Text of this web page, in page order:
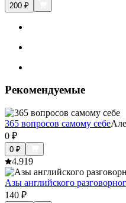
200 ₽
Рекомендуемые
365 вопросов самому себе
0 ₽
0 ₽
4.919
Азы английского
140 ₽